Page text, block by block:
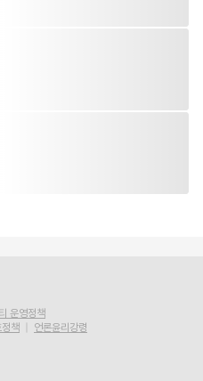
운영정책
책
언론윤리강령